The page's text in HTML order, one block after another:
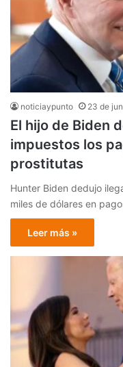
noticiaypunto 23 de
El hijo de Biden
impuestos los
prostitutas
Hunter Biden dedujo
miles de dólares en
Leer más »